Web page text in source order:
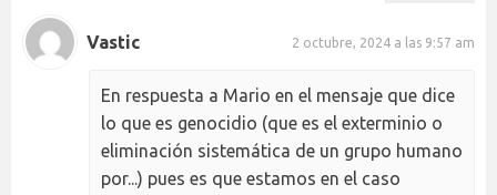
Vastic 2 octubre, 2024 a las 9:57 am
En respuesta a Mario en el mensaje que dice
lo que es genocidio (que es el exterminio o
eliminación sistemática de un grupo humano
por...) pues es que estamos en el caso